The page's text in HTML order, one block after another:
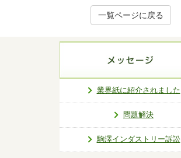
一覧ページに戻る
業界紙に紹介されました
問題解決
駒澤インダストリー訴訟